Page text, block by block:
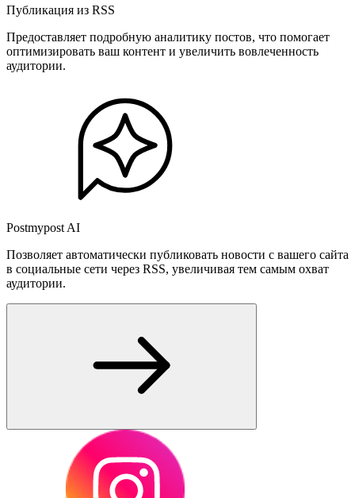
Публикация из RSS
Предоставляет подробную аналитику постов, что помогает
оптимизировать ваш контент и увеличить вовлеченность
аудитории.
Postmypost AI
Позволяет автоматически публиковать новости с вашего сайта
в социальные сети через RSS, увеличивая тем самым охват
аудитории.